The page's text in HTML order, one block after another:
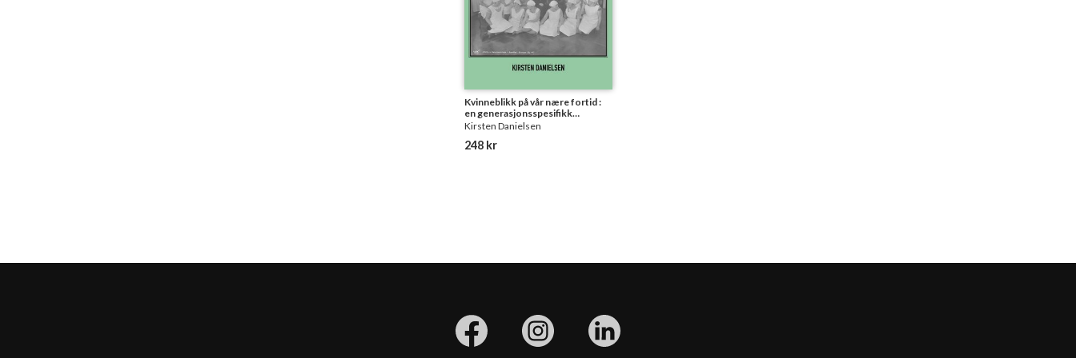
Kvinneblikk på vår nære fortid :
en generasjonsspesifikk
fortelling
Kirsten Danielsen
248 kr